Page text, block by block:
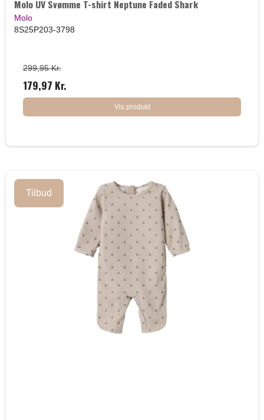
Molo UV Svømme T-shirt Neptune Faded Shark
Molo
8S25P203-3798
299,95 Kr.
179,97 Kr.
Vis produkt
Tilbud